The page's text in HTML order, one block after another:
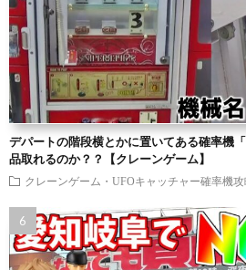
デパートの階段横とかに置いてある確率機
品取れるのか？？【クレーンゲーム】
クレーンゲーム・UFOキャッチャー確率機攻